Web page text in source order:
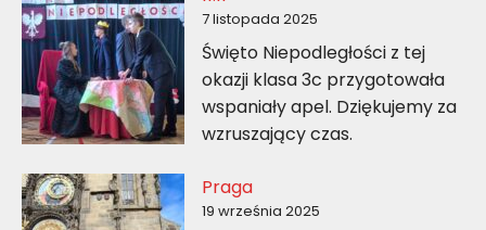
7 listopada 2025
Święto Niepodległości z tej
okazji klasa 3c przygotowała
wspaniały apel. Dziękujemy za
wzruszający czas.
Praga
19 września 2025